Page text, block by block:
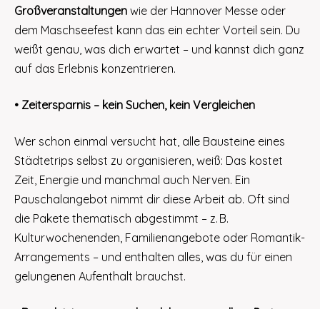
Großveranstaltungen wie der Hannover Messe oder
dem Maschseefest kann das ein echter Vorteil sein. Du
weißt genau, was dich erwartet – und kannst dich ganz
auf das Erlebnis konzentrieren.
• Zeitersparnis – kein Suchen, kein Vergleichen
Wer schon einmal versucht hat, alle Bausteine eines
Städtetrips selbst zu organisieren, weiß: Das kostet
Zeit, Energie und manchmal auch Nerven. Ein
Pauschalangebot nimmt dir diese Arbeit ab. Oft sind
die Pakete thematisch abgestimmt – z. B.
Kulturwochenenden, Familienangebote oder Romantik-
Arrangements – und enthalten alles, was du für einen
gelungenen Aufenthalt brauchst.